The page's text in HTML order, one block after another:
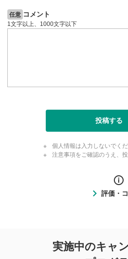
任意 コメント
1文字以上、1000文字以下
投稿する
個人情報は入力しないでくだ
注意事項をご確認のうえ、投
評価・
投稿に関す
実施中のキャ